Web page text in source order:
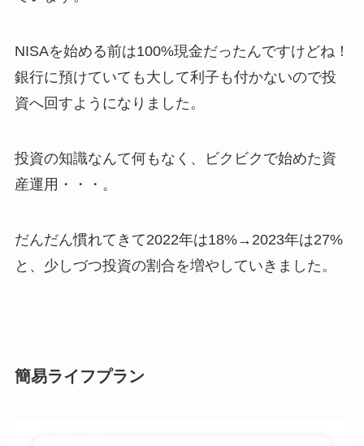
NISAを始める前は100%現金だったんですけどね！
銀行に預けていても大して利子も付かないので投
資へ回すようになりました。
投資の知識なんて何もなく、ビクビクで始めた資
産運用・・・。
だんだん慣れてきて2022年は18%→2023年は27%
と、少しづつ投資の割合を増やしていきました。
簡易ライフプラン